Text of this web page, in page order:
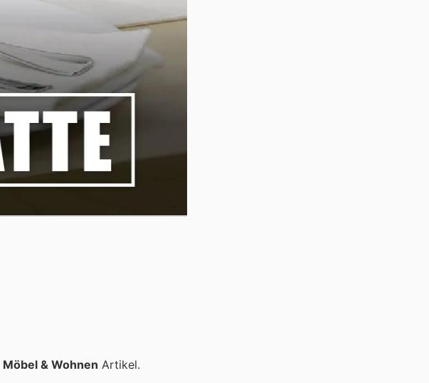
Möbel & Wohnen Artikel.